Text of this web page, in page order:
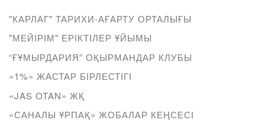
"КАРЛАГ" ТАРИХИ-АҒАРТУ ОРТАЛЫҒЫ
"МЕЙІРІМ" ЕРІКТІЛЕР ҰЙЫМЫ
“ҒҰМЫРДАРИЯ” ОҚЫРМАНДАР КЛУБЫ
«1%» ЖАСТАР БІРЛЕСТІГІ
«JAS OTAN» ЖҚ
«САНАЛЫ ҰРПАҚ» ЖОБАЛАР КЕҢСЕСІ